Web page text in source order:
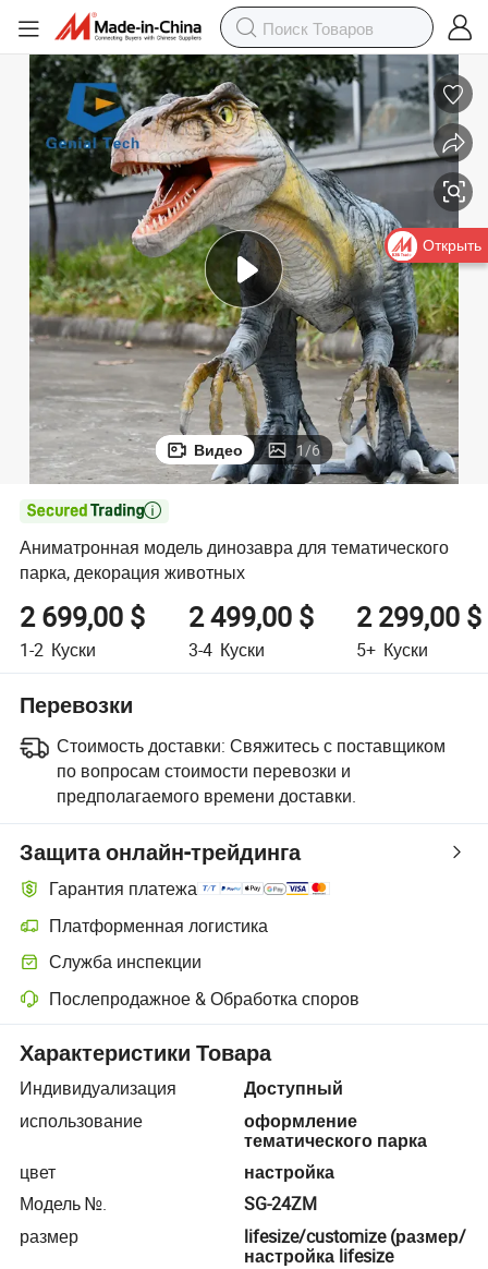
животных
Аниматронная модель динозавра для тематического парка,
Видео 1/6

Аниматронная модель динозавра для тематического
парка, декорация животных
2 699,00 $
1-2 Куски
2 499,00 $
3-4 Куски
2 299,00 $
5+ Куски
Перевозки
Стоимость доставки: Свяжитесь с поставщиком
по вопросам стоимости перевозки и
предполагаемого времени доставки.
Защита онлайн-трейдинга
Гарантия платежа
Платформенная логистика
Более удобное отслеживание отправлений благодаря
Служба инспекции
Дополнительная предпродажная инспекция для проверки
Послепродажное & Обработка споров
Разрешение споров с помощью платформы, включая возврат
Характеристики Товара
Индивидуализация
Доступный
использование
оформление
тематического парка
цвет
настройка
Модель №.
SG-24ZM
размер
lifesize/customize (размер/
настройка lifesize
Открыть